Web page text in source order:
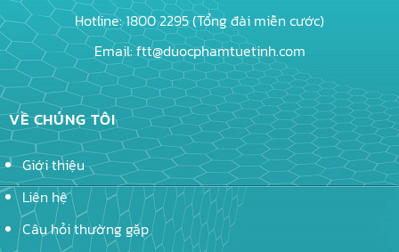
Hotline: 1800 2295 (Tổng đài miễn cước)
Email: ftt@duocphamtuetinh.com
VỀ CHÚNG TÔI
Giới thiệu
Liên hệ
Câu hỏi thường gặp